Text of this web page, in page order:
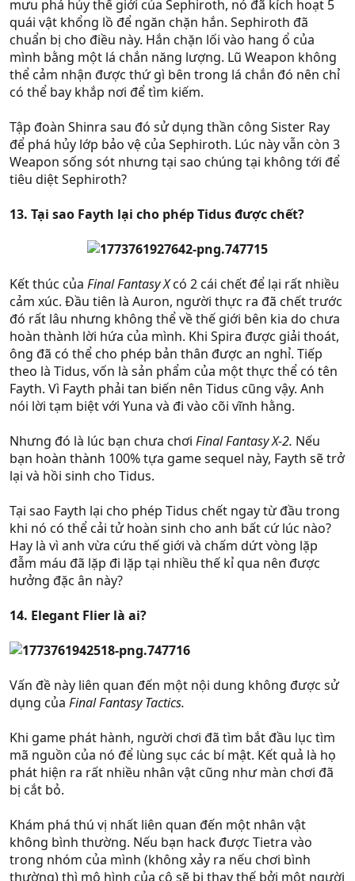
mưu phá hủy thế giới của Sephiroth, nó đã kích hoạt 5
quái vật khổng lồ để ngăn chặn hắn. Sephiroth đã
chuẩn bị cho điều này. Hắn chặn lối vào hang ổ của
mình bằng một lá chắn năng lượng. Lũ Weapon không
thể cảm nhận được thứ gì bên trong lá chắn đó nên chỉ
có thể bay khắp nơi để tìm kiếm.
Tập đoàn Shinra sau đó sử dụng thần công Sister Ray
để phá hủy lớp bảo vệ của Sephiroth. Lúc này vẫn còn 3
Weapon sống sót nhưng tại sao chúng tại không tới để
tiêu diệt Sephiroth?
13. Tại sao Fayth lại cho phép Tidus được chết?
Kết thúc của Final Fantasy Xcó 2 cái chết để lại rất nhiều
cảm xúc. Đầu tiên là Auron, người thực ra đã chết trước
đó rất lâu nhưng không thể về thế giới bên kia do chưa
hoàn thành lời hứa của mình. Khi Spira được giải thoát,
ông đã có thể cho phép bản thân được an nghỉ. Tiếp
theo là Tidus, vốn là sản phẩm của một thực thể có tên
Fayth. Vì Fayth phải tan biến nên Tidus cũng vậy. Anh
nói lời tạm biệt với Yuna và đi vào cõi vĩnh hằng.
Nhưng đó là lúc bạn chưa chơi Final Fantasy X-2. Nếu
bạn hoàn thành 100% tựa game sequel này, Fayth sẽ trở
lại và hồi sinh cho Tidus.
Tại sao Fayth lại cho phép Tidus chết ngay từ đầu trong
khi nó có thể cải tử hoàn sinh cho anh bất cứ lúc nào?
Hay là vì anh vừa cứu thế giới và chấm dứt vòng lặp
đẫm máu đã lặp đi lặp tại nhiều thế kỉ qua nên được
hưởng đặc ân này?
14. Elegant Flier là ai?
Vấn đề này liên quan đến một nội dung không được sử
dụng của Final Fantasy Tactics.
Khi game phát hành, người chơi đã tìm bắt đầu lục tìm
mã nguồn của nó để lùng sục các bí mật. Kết quả là họ
phát hiện ra rất nhiều nhân vật cũng như màn chơi đã
bị cắt bỏ.
Khám phá thú vị nhất liên quan đến một nhân vật
không bình thường. Nếu bạn hack được Tietra vào
trong nhóm của mình (không xảy ra nếu chơi bình
thường) thì mô hình của cô sẽ bị thay thế bởi một người